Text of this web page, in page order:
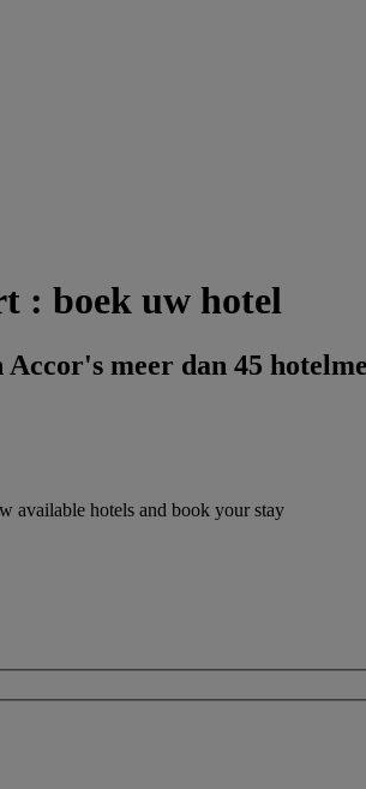
: boek uw hotel
Accor's meer dan 45
available hotels and book your stay